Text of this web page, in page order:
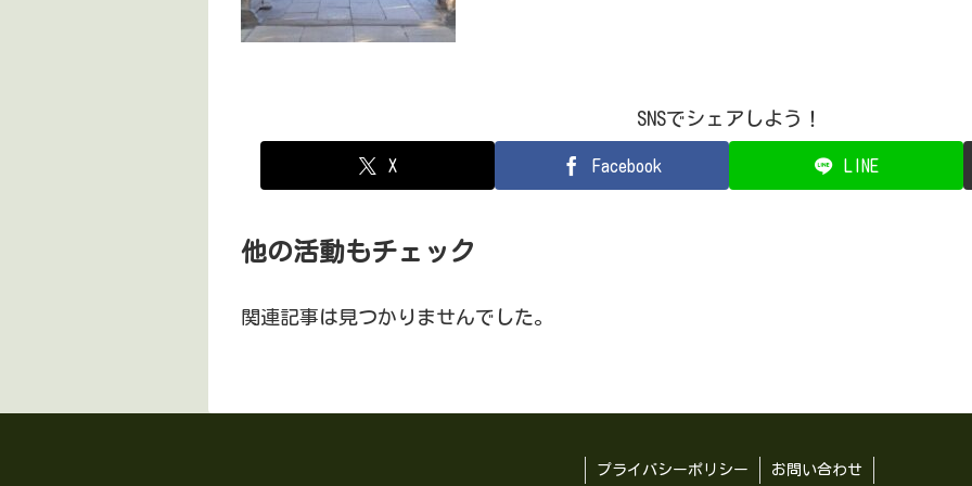
SNSでシェアしよう！
X Facebook LINE
他の活動もチェック
関連記事は見つかりませんでした。
プライバシーポリシー お問い合わせ